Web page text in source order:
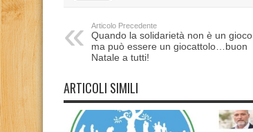
Articolo Precedente
Quando la solidarietà non è un gioco
ma può essere un giocattolo…buon
Natale a tutti!
ARTICOLI SIMILI